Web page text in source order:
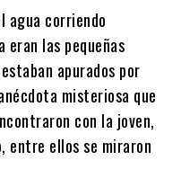
agua corriendo
eran las pequeñas
apurados por
misteriosa que
con la joven,
entre ellos se miraron